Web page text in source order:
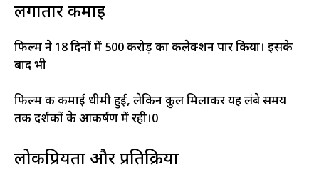
लगातार कमाई
फिल्म ने 18 दिनों में ₹500 करोड़ का कलेक्शन पार किया। इसके
बाद भी
फिल्म की कमाई धीमी हुई, लेकिन कुल मिलाकर यह लंबे समय
तक दर्शकों के आकर्षण में रही।0
लोकप्रियता और प्रतिक्रिया